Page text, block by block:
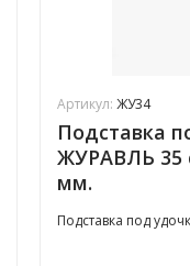
Артикул: ЖУ34
Подставка
ЖУРАВЛЬ 35
мм.
Подставка под